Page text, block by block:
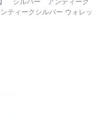
ィークシルバー ウォレッ